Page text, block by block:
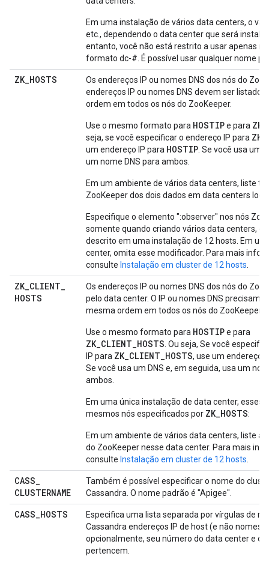
Em uma instalação de vários data centers, o
etc., dependendo o data center que será
entanto, você não está restrito a usar apenas
formato dc-#. É possível usar qualquer nome
ZK_HOSTS
Os endereços IP ou nomes DNS dos nós do
endereços IP ou nomes DNS devem ser
ordem em todos os nós do ZooKeeper.
Use o mesmo formato para HOSTIPe para
seja, se você especificar o endereço IP para
um endereço IP para HOSTIP . Se você usa um
um nome DNS para ambos.
Em um ambiente de vários data centers, liste
ZooKeeper dos dois dados em data centers
Especifique o elemento ":observer" nos nós
somente quando criando vários data centers,
descrito em uma instalação de 12 hosts. Em
center, omita esse modificador. Para mais
consulte Instalação em cluster de 12 hosts
ZK_CLIENT_
HOSTS
Os endereços IP ou nomes DNS dos nós do
pelo data center. O IP ou nomes DNS precisam
mesma ordem em todos os nós do ZooKeeper.
Use o mesmo formato para HOSTIPe para
ZK_CLIENT_HOSTS . Ou seja, Se você
IP para ZK_CLIENT_HOSTS, use um endereço
Se você usa um DNS e, em seguida, usa um
ambos.
Em uma única instalação de data center, esses
mesmos nós especificados por ZK_HOSTS:
Em um ambiente de vários data centers, liste
do ZooKeeper nesse data center. Para mais
consulte Instalação em cluster de 12 hosts
CASS_
CLUSTERNAME
Também é possível especificar o nome do
Cassandra. O nome padrão é "Apigee".
CASS_HOSTS
Especifica uma lista separada por vírgulas de
Cassandra endereços IP de host (e não nomes
opcionalmente, seu número do data center e o
pertencem.